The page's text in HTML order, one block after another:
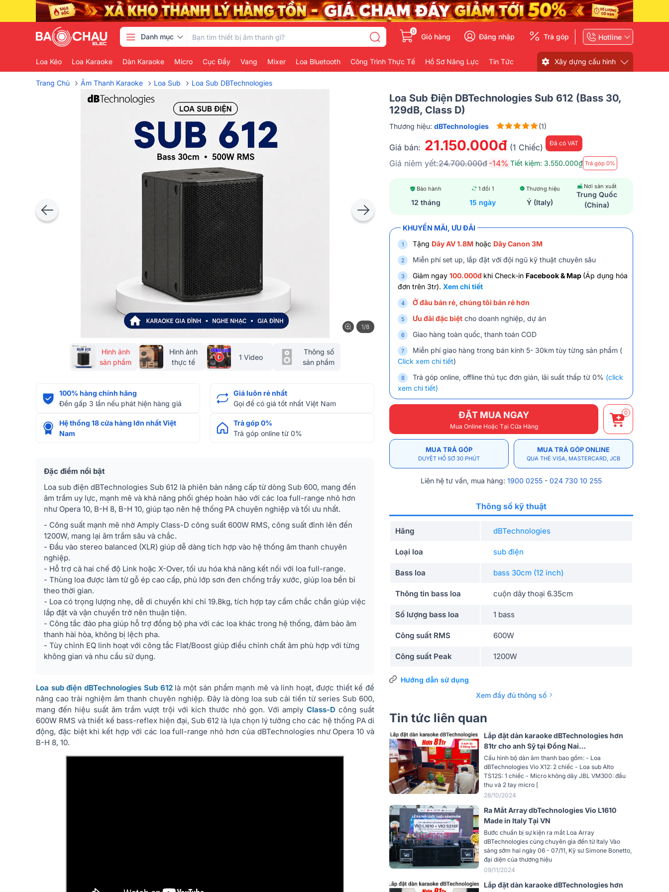
Danh mục
0
Giỏ hàng Đăng nhập Trả góp Hotline
Loa Kéo Loa Karaoke Dàn Karaoke Micro Cục Đẩy Vang Mixer Loa Bluetooth Công Trình Thực Tế Hồ Sơ Năng Lực Tin Tức Xây dựng cấu hình
Trang Chủ › Âm Thanh Karaoke › Loa Sub › Loa Sub DBTechnologies
1/8
Hình ảnh
sản phẩm
Hình ảnh
thực tế
1 Video
Thông số
sản phẩm
100% hàng chính hãng
Đền gấp 3 lần nếu phát hiện hàng giả
Giá luôn rẻ nhất
Gọi để có giá tốt nhất Việt Nam
Hệ thống 18 cửa hàng lớn nhất Việt
Nam
Trả góp 0%
Trả góp online từ 0%
Đặc điểm nổi bật
Loa sub điện dBTechnologies Sub 612 là phiên bản nâng cấp từ dòng Sub 600, mang đến
âm trầm uy lực, mạnh mẽ và khả năng phối ghép hoàn hảo với các loa full-range nhỏ hơn
như Opera 10, B-H 8, B-H 10, giúp tạo nên hệ thống PA chuyên nghiệp và tối ưu nhất.
- Công suất mạnh mẽ nhờ Amply Class-D công suất 600W RMS, công suất đỉnh lên đến
1200W, mang lại âm trầm sâu và chắc.
- Đầu vào stereo balanced (XLR) giúp dễ dàng tích hợp vào hệ thống âm thanh chuyên
nghiệp.
- Hỗ trợ cả hai chế độ Link hoặc X-Over, tối ưu hóa khả năng kết nối với loa full-range.
- Thùng loa được làm từ gỗ ép cao cấp, phủ lớp sơn đen chống trầy xước, giúp loa bền bỉ
theo thời gian.
- Loa có trọng lượng nhẹ, dễ di chuyển khi chỉ 19.8kg, tích hợp tay cầm chắc chắn giúp việc
lắp đặt và vận chuyển trở nên thuận tiện.
- Công tắc đảo pha giúp hỗ trợ đồng bộ pha với các loa khác trong hệ thống, đảm bảo âm
thanh hài hòa, không bị lệch pha.
- Tùy chỉnh EQ linh hoạt với công tắc Flat/Boost giúp điều chỉnh chất âm phù hợp với từng
không gian và nhu cầu sử dụng.
Loa sub điện dBTechnologies Sub 612là một sản phẩm mạnh mẽ và linh hoạt, được thiết kế để
nâng cao trải nghiệm âm thanh chuyên nghiệp. Đây là dòng loa sub cải tiến từ series Sub 600,
mang đến hiệu suất âm trầm vượt trội với kích thước nhỏ gọn. Với amply Class-Dcông suất
600W RMS và thiết kế bass-reflex hiện đại, Sub 612 là lựa chọn lý tưởng cho các hệ thống PA di
động, đặc biệt khi kết hợp với các loa full-range nhỏ hơn của dBTechnologies như Opera 10 và
B-H 8, 10.
Loa Sub Điện DBTechnologies Sub 612 (Bass 30,
129dB, Class D)
Thương hiệu: dBTechnologies (1)
Giá bán: 21.150.000đ (1 Chiếc) Đã có VAT
Giá niêm yết:24.700.000đ -14% Tiết kiệm: 3.550.000₫ Trả góp 0%
Bảo hành
12 tháng
1 đổi 1
15 ngày
Thương hiệu
Ý (Italy)
Nơi sản xuất
Trung Quốc
(China)
KHUYẾN MÃI, ƯU ĐÃI
Tặng Dây AV 1.8M hoặc Dây Canon 3M
Miễn phí set up, lắp đặt với đội ngũ kỹ thuật chuyên sâu
Giảm ngay 100.000đ khi Check-in Facebook & Map (Áp dụng hóa
đơn trên 3tr). Xem chi tiết
Ở đâu bán rẻ, chúng tôi bán rẻ hơn
Ưu đãi đặc biệt cho doanh nghiệp, dự án
Giao hàng toàn quốc, thanh toán COD
Miễn phí giao hàng trong bán kính 5- 30km tùy từng sản phẩm (
Click xem chi tiết)
Trả góp online, offline thủ tục đơn giản, lãi suất thấp từ 0% (click
xem chi tiết)
ĐẶT MUA NGAY
Mua Online Hoặc Tại Cửa Hàng
0
MUA TRẢ GÓP
DUYỆT HỒ SƠ 30 PHÚT
MUA TRẢ GÓP ONLINE
QUA THẺ VISA, MASTERCARD, JCB
Liên hệ tư vấn, mua hàng: 1900 0255 - 024 730 10 255
Thông số kỹ thuật
Hãng dBTechnologies
Loại loa sub điện
Bass loa bass 30cm (12 inch)
Thông tin bass loa cuộn dây thoại 6.35cm
Số lượng bass loa 1 bass
Công suất RMS 600W
Công suất Peak 1200W
Công nghệ âm thanh
129 dB
Cổng kết nối
Màu sắc Đen
Chất liệu Gỗ ép
Phân khúc Siêu cao cấp
Dải tần số [-10dB]
Mức SPL tối đa (1 m) 129 dB
Độ định hướng Omnidirectional
Công nghệ ampli SMSP digital amplifier
Bộ điều khiển DSP 28/56 Bit
Hướng dẫn sử dụng
Xem đầy đủ thông số
Tin tức liên quan
Lắp đặt dàn karaoke dBTechnologies hơn
81tr cho anh Sỹ tại Đồng Nai
(dBTechnologies vio X12, Alto TS12S, JBL
VM300,…)
Cấu hình bộ dàn âm thanh bao gồm: - Loa
dBTechnologies Vio X12: 2 chiếc - Loa sub Alto
TS12S: 1 chiếc - Micro không dây JBL VM300: đầu
thu và 2 tay micro [
28/10/2024
Ra Mắt Array dbTechnologies Vio L1610
Made in Italy Tại VN
Bước chuẩn bị sự kiện ra mắt Loa Array
dBTechnologies cùng chuyên gia đến từ Italy Vào
sáng sớm hai ngày 06 - 07/11, Kỹ sư Simone Bonetto,
đại diện của thương hiệu
09/11/2024
Lắp đặt dàn karaoke dBTechnologies hơn